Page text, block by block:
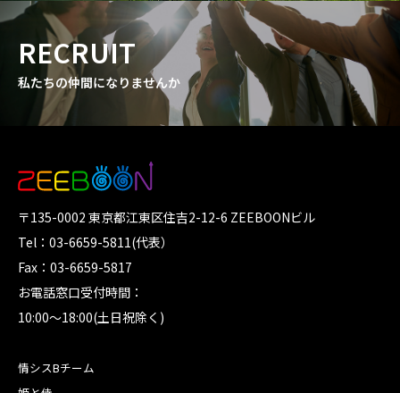
RECRUIT
私たちの仲間になりませんか
〒135-0002 東京都江東区住吉2-12-6 ZEEBOONビル
Tel：03-6659-5811(代表）
Fax：03-6659-5817
お電話窓口受付時間：
10:00～18:00(土日祝除く)
情シスBチーム